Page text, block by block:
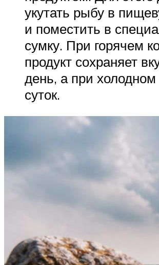
укутать рыбу в
и поместить в
сумку. При горячем
продукт сохраняет
день, а при
суток.